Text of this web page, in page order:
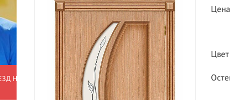
БЕСПЛАТНАЯ ДОСТАВКА ОТ 40
000 РУБ*
Цена
Цвет